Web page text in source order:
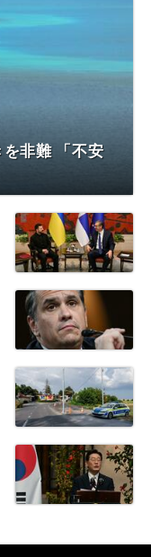
非難 「不安